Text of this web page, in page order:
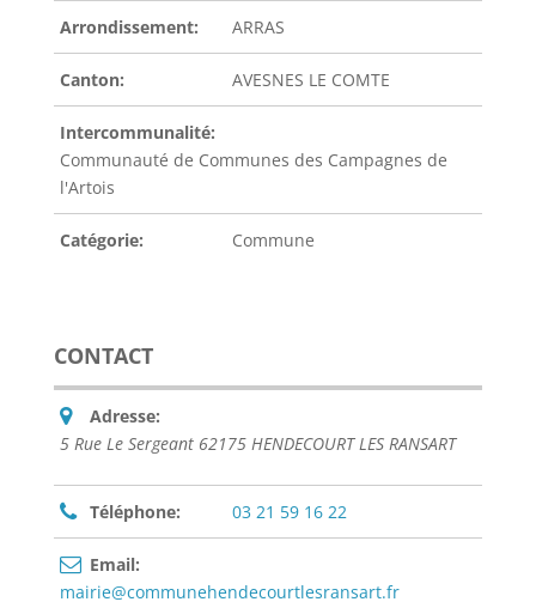
Arrondissement: ARRAS
Canton: AVESNES LE COMTE
Intercommunalité:
Communauté de Communes des Campagnes de
l'Artois
Catégorie: Commune
CONTACT
Adresse:
5 Rue Le Sergeant 62175 HENDECOURT LES RANSART
Téléphone: 03 21 59 16 22
Email:
mairie@communehendecourtlesransart.fr